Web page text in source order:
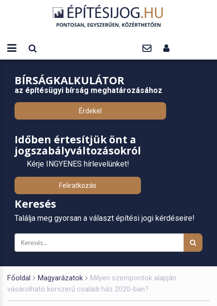
BÍRSÁGKALKULÁTOR
az építésügyi bírság meghatározásához
Érdekel
Időben értesítjük önt a
jogszabályváltozásokról
Kérje INGYENES hírlevelünket!
Feliratkozás
Keresés
Találja meg gyorsan a választ építési jogi kérdéseire!
Főoldal Magyarázatok
Milyen szempontok alapján
vásárolható korszerű családi ház 2020-ban?